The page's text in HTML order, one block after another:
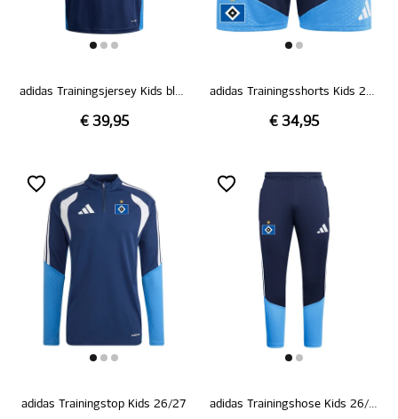
adidas Trainingsjersey Kids blau 26/27
€ 39,95
adidas Trainingsshorts Kids 26/27
€ 34,95
adidas Trainingstop Kids 26/27 adidas Trainingshose Kids 26/27